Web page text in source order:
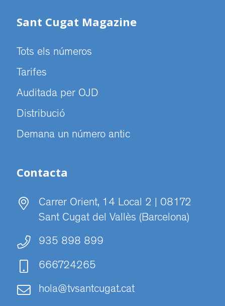
Sant Cugat Magazine
Tots els números
Tarifes
Auditada per OJD
Distribució
Demana un número antic
Contacta
Carrer Orient, 14 Local 2 | 08172
Sant Cugat del Vallès (Barcelona)
935 898 899
666724265
hola@tvsantcugat.cat